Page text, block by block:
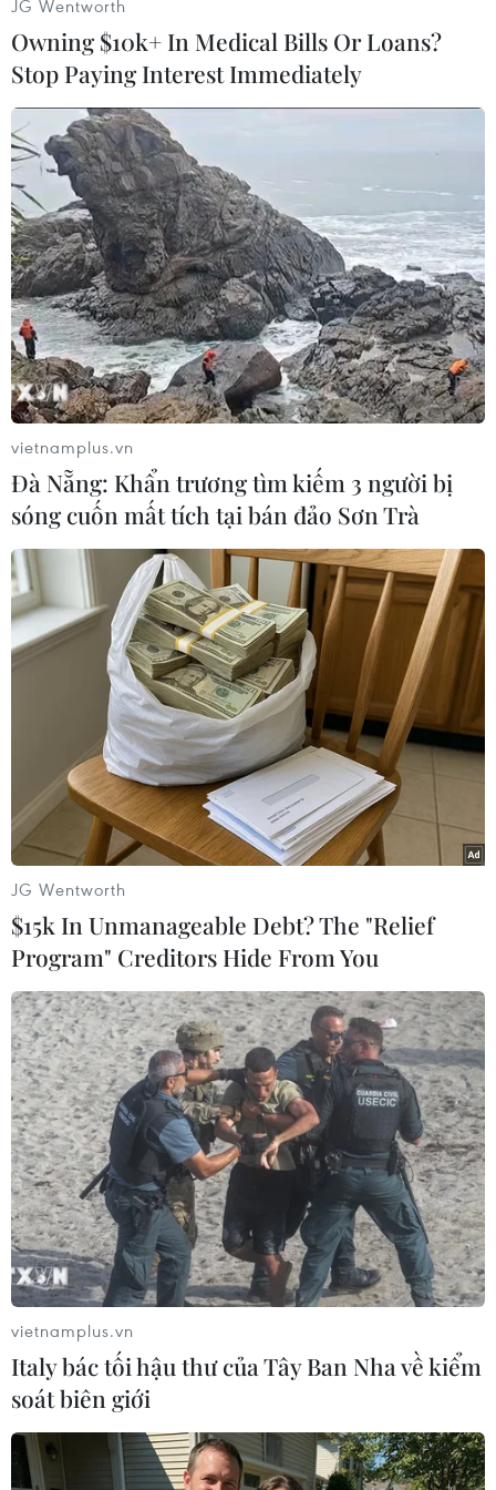
các khuôn khổ tổ chức khu vực như Tổ chức
Hợp tác Thượng Hải (SCO), tổ chức an ninh khu
vực do Trung Quốc và Nga đứng đầu, và nhóm
các nền kinh tế mới nổi (BRICS).
Ngoài ra, Tổng thống Putin nhận xét Moskva và
Bắc Kinh đồng quan điểm về các vấn đề quốc tế
quan trọng./.
(Vietnam+)
#Hàng xuất khẩu
#Quan hệ Nga-Trung Quốc
#Vladimir Putin
#Tổ chức hợp tác THượng Hải
#BRICS
Trung Quốc
Theo dõi VietnamPlus
TIN LIÊN QUAN
Thủ tướng Nga-Trung Quốc thảo luận
nhiều vấn đề hợp tác kinh tế
JG Wentworth
Owning $10k+ In Medical Bills Or Loans?
Stop Paying Interest Immediately
vietnamplus.vn
Đà Nẵng: Khẩn trương tìm kiếm 3 người bị
sóng cuốn mất tích tại bán đảo Sơn Trà
JG Wentworth
$15k In Unmanageable Debt? The "Relief
Program" Creditors Hide From You
vietnamplus.vn
Italy bác tối hậu thư của Tây Ban Nha về kiểm
soát biên giới